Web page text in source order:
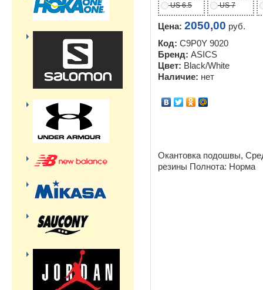
US 6.5 US 7
Цена: 2050,00 руб.
Код: C9P0Y 9020
Бренд: ASICS
Цвет: Black/White
Наличие: нет
Окантовка подошвы,
резины Полнота: Hoрма